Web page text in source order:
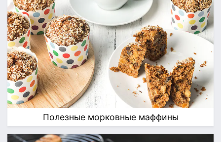
Полезные морковные маффины